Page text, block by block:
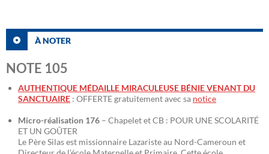
À NOTER
NOTE 105
AUTHENTIQUE MÉDAILLE MIRACULEUSE BÉNIE VENANT DU
SANCTUAIRE : OFFERTE gratuitement avec sa notice
Micro-réalisation 176 – Chapelet et CB : POUR UNE SCOLARITÉ
ET UN GOÛTER
Le Père Silas est missionnaire Lazariste au Nord-Cameroun et